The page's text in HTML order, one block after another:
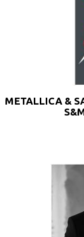
METALLICA &